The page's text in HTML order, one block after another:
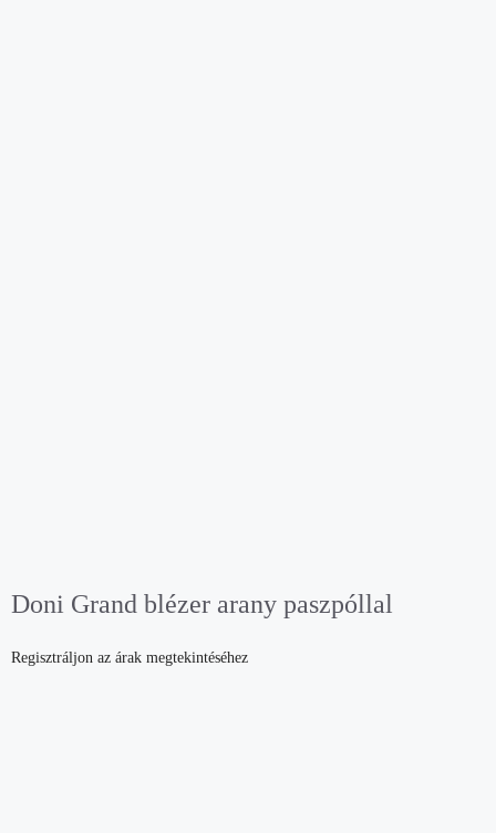
Doni Grand blézer arany paszpóllal
Regisztráljon az árak megtekintéséhez